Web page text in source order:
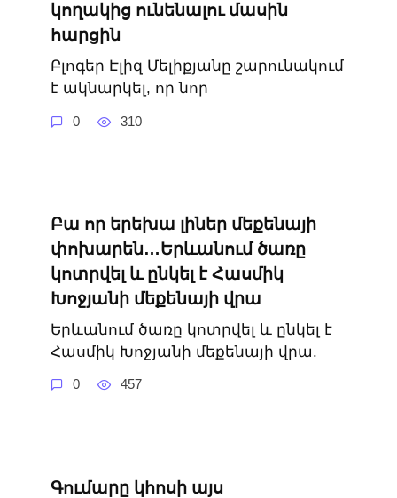
կողակից ունենալու մասին
հարցին
Բլոգեր Էլիզ Մելիքյանը շարունակում
է ակնարկել, որ նոր
0 310
Բա որ երեխա լիներ մեքենայի
փոխարեն…Երևանում ծառը
կոտրվել և ընկել է Հասմիկ
Խոջյանի մեքենայի վրա
Երևանում ծառը կոտրվել և ընկել է
Հասմիկ Խոջյանի մեքենայի վրա.
0 457
Գումարը կհոսի այս